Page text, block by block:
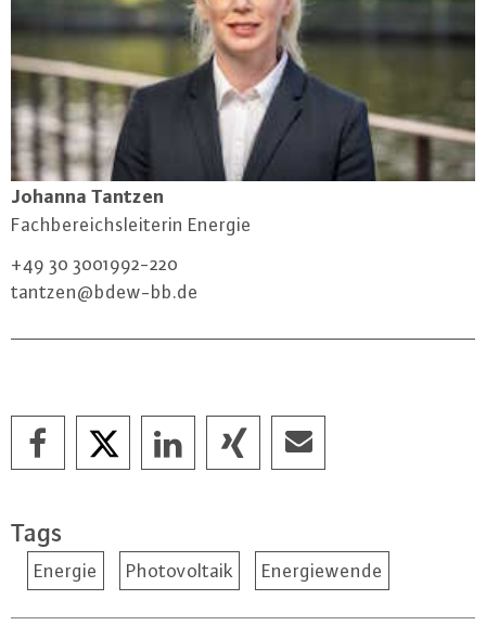
Johanna Tantzen
Fach­be­reichs­lei­te­rin Energie
+49 30 3001992-220
tantzen@​bdew-​bb.​de
Tags
Energie Photovoltaik Energiewende